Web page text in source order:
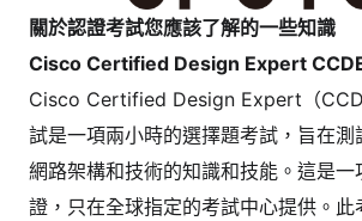
關於認證考試您應該了解的一些知識
Cisco Certified Design Expert
Cisco Certified Design Expert（
試是一項兩小時的選擇題考試，旨在測
網路架構和技術的知識和技能。這是一
證，只在全球指定的考試中心提供。此